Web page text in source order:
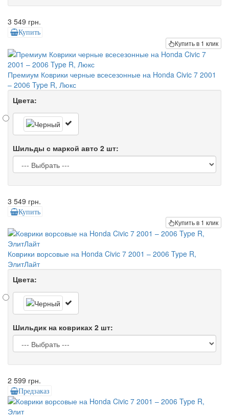
3 549 грн.
Купить
Купить в 1 клик
Премиум Коврики черные всесезонные на Honda Civic 7 2001
– 2006 Type R, Люкс
Цвета:
Шильды с маркой авто 2 шт:
3 549 грн.
Купить
Купить в 1 клик
Коврики ворсовые на Honda Civic 7 2001 – 2006 Type R,
ЭлитЛайт
Цвета:
Шильдик на ковриках 2 шт:
2 599 грн.
Предзаказ